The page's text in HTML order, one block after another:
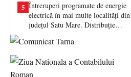
5 Întreruperi programate de energie
electrică în mai multe localități din
județul Satu Mare. Distribuție
lucrări la rețea